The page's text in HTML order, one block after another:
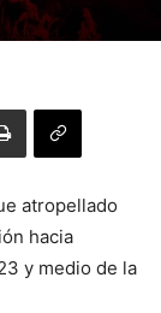
atropellado
hacia
y medio de la